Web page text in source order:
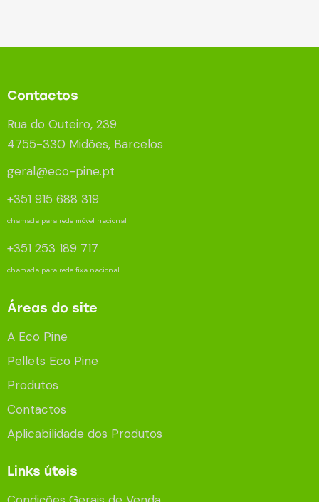
Contactos
Rua do Outeiro, 239
4755-330 Midões, Barcelos
geral@eco-pine.pt
+351 915 688 319
chamada para rede móvel nacional
+351 253 189 717
chamada para rede fixa nacional
Áreas do site
A Eco Pine
Pellets Eco Pine
Produtos
Contactos
Aplicabilidade dos Produtos
Links úteis